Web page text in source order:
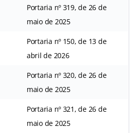
Portaria nº 319, de 26 de
maio de 2025
Portaria nº 150, de 13 de
abril de 2026
Portaria nº 320, de 26 de
maio de 2025
Portaria nº 321, de 26 de
maio de 2025